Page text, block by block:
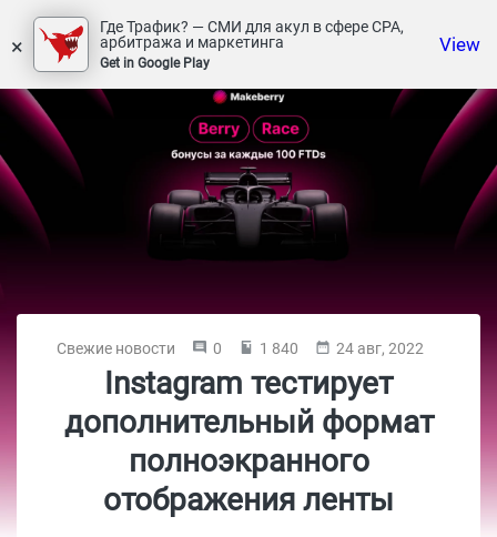
×
Где Трафик? — СМИ для акул в сфере СРА,
арбитража и маркетинга
Get in Google Play
View
Свежие новости 0 1 840 24 авг, 2022
Instagram тестирует
дополнительный формат
полноэкранного
отображения ленты